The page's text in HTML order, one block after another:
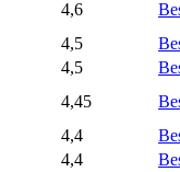
4,6
4,5
4,5
4,45
4,4
4,4